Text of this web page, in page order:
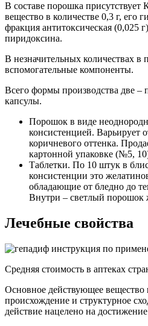
В составе порошка присутствует
вещество в количестве 0,3 г, его
фракция антитоксическая (0,025
пиридоксина.
В незначительных количествах в
вспомогательные компоненты.
Всего формы производства две –
капсулы.
Порошок в виде
консистенцией. Варьирует
коричневого оттенка.
картонной упаковке (№5,
Таблетки. По 10 штук в
консистенции это
обладающие от бледно до
Внутри – светлый порошок
Лечебные свойства
Средняя стоимость в аптеках
Основное действующее вещество
происхождение и структурное
действие нацелено на